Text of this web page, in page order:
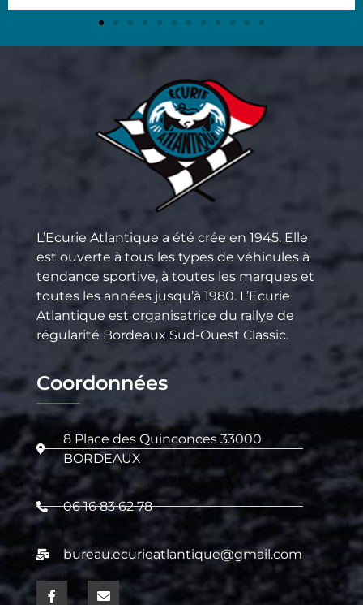
L’Ecurie Atlantique a été crée en 1945. Elle
est ouverte à tous les types de véhicules à
tendance sportive, à toutes les marques et
toutes les années jusqu’à 1980. L’Ecurie
Atlantique est organisatrice du rallye de
régularité Bordeaux Sud-Ouest Classic.
Coordonnées
8 Place des Quinconces 33000
BORDEAUX
06 16 83 62 78
bureau.ecurieatlantique@gmail.com